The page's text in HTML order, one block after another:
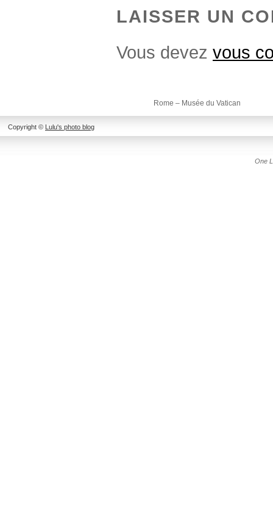
LAISSER UN
Vous devez vous
Rome – Musée du Vatican
Copyright © Lulu's photo blog
One